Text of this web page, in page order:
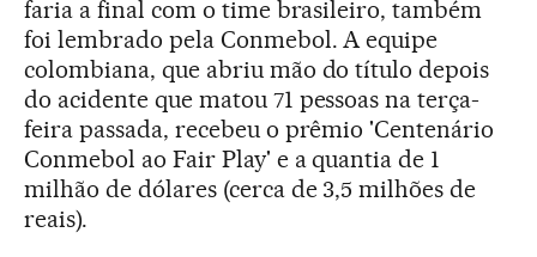
faria a final com o time brasileiro, também
foi lembrado pela Conmebol. A equipe
colombiana, que abriu mão do título depois
do acidente que matou 71 pessoas na terça-
feira passada, recebeu o prêmio 'Centenário
Conmebol ao Fair Play' e a quantia de 1
milhão de dólares (cerca de 3,5 milhões de
reais).